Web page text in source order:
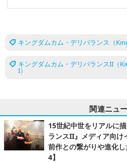
キングダムカム・デリバランス（
キングダムカム・デリバランスII（
I）
関連ニュ
15世紀中世をリアルに
ランスII』メディア向け
前作との繋がりや進化
4】